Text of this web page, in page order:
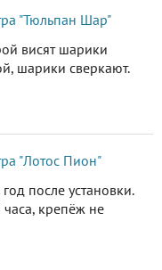
"Тюльпан Шар"
висят шарики
шарики сверкают.
"Лотос Пион"
после установки.
крепёж не